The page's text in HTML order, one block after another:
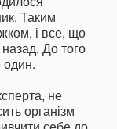
Таким
і все, що
До того
один.
не
організм